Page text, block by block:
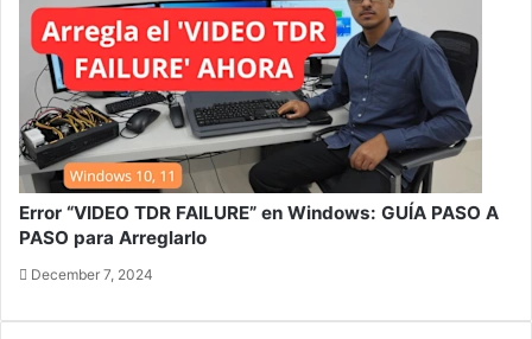
Error “VIDEO TDR FAILURE” en Windows: GUÍA PASO A
PASO para Arreglarlo
December 7, 2024